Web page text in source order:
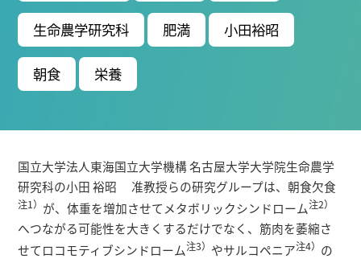
ナ (19)
オーロラ (17)
Research VIDEOS
名古屋大学
名古屋大学基金
研究者総覧
生命農学研究科 肥満 小田裕昭
朝食 栄養
国立大学法人東海国立大学機構 名古屋大学大学院生命農学
研究科の小田 裕昭 准教授らの研究グループは、朝食欠食
注1） が、体重を増加させてメタボリックシンドローム注2）
へつながる可能性を大きくするだけでなく、筋肉を萎縮さ
せてロコモティブシンドローム注3） やサルコペニア注4） の